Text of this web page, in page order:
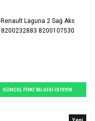
Renault Laguna 2 Sağ Aks
8200232883 8200107530
GÜNCEL FİYAT BİLGİSİ İSTEYİN